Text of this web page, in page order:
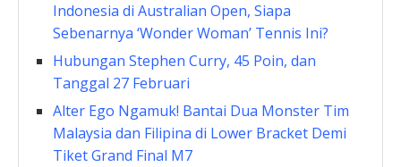
Indonesia di Australian Open, Siapa
Sebenarnya ‘Wonder Woman’ Tennis Ini?
Hubungan Stephen Curry, 45 Poin, dan
Tanggal 27 Februari
Alter Ego Ngamuk! Bantai Dua Monster Tim
Malaysia dan Filipina di Lower Bracket Demi
Tiket Grand Final M7